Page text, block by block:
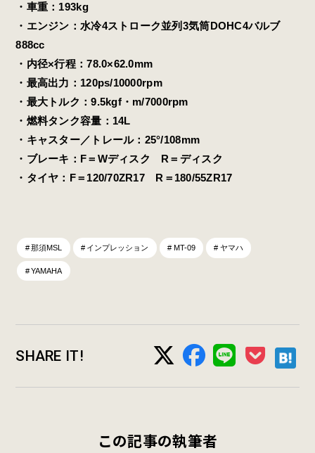
・車重：193kg
・エンジン：水冷4ストローク並列3気筒DOHC4バルブ
888cc
・内径×行程：78.0×62.0mm
・最高出力：120ps/10000rpm
・最大トルク：9.5kgf・m/7000rpm
・燃料タンク容量：14L
・キャスター／トレール：25°/108mm
・ブレーキ：F＝Wディスク R＝ディスク
・タイヤ：F＝120/70ZR17 R＝180/55ZR17
那須MSL インプレッション MT-09 ヤマハ
YAMAHA
SHARE IT!
この記事の執筆者